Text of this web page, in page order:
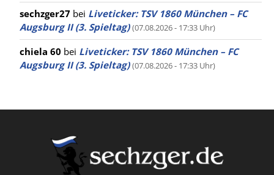
sechzger27 bei Liveticker: TSV 1860 München – FC
Augsburg II (3. Spieltag) (07.08.2026 - 17:33 Uhr)
chiela 60 bei Liveticker: TSV 1860 München – FC
Augsburg II (3. Spieltag) (07.08.2026 - 17:33 Uhr)